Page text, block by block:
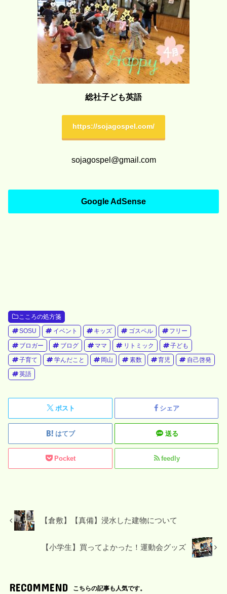
総社子ども英語
https://sojagospel.com/
sojagospel@gmail.com
Google AdSense
こころの処方箋
SOSU イベント キッズ ゴスペル フリー
ブロガー ブログ ママ リトミック 子ども
子育て 学んだこと 岡山 素数 育児 自己啓発
英語
ポスト シェア
はてブ 送る
Pocket feedly
【倉敷】【真備】浸水した建物について
【小学生】買ってよかった！運動会グッズ
RECOMMEND こちらの記事も人気です。